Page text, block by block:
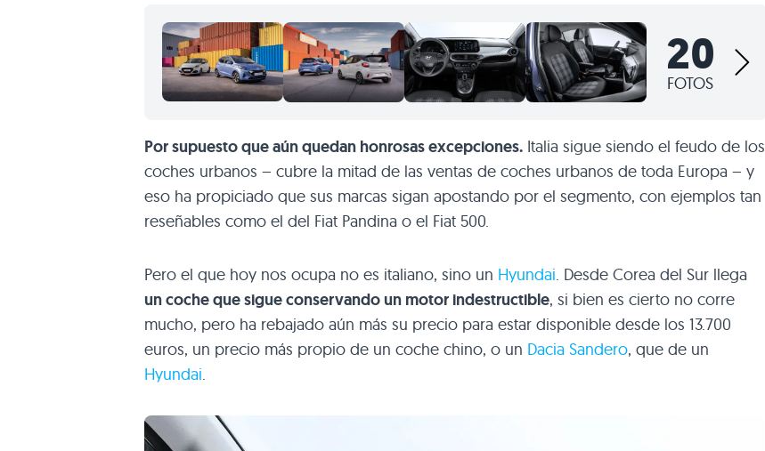
20
FOTOS
Por supuesto que aún quedan honrosas excepciones. Italia sigue siendo el feudo de los
coches urbanos – cubre la mitad de las ventas de coches urbanos de toda Europa – y
eso ha propiciado que sus marcas sigan apostando por el segmento, con ejemplos tan
reseñables como el del Fiat Pandina o el Fiat 500.
Pero el que hoy nos ocupa no es italiano, sino un Hyundai. Desde Corea del Sur llega
un coche que sigue conservando un motor indestructible, si bien es cierto no corre
mucho, pero ha rebajado aún más su precio para estar disponible desde los 13.700
euros, un precio más propio de un coche chino, o un Dacia Sandero, que de un
Hyundai.